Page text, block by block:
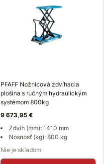
PFAFF Nožnicová zdvíhacia
plošina s ručným hydraulickým
systémom 800kg
9 673,95 €
Zdvih (mm): 1410 mm
Nosnosť (kg): 800 kg
Nie je skladom